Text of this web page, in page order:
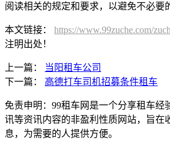
阅读相关的规定和要求，以避免不必要
本文链接： https://www.99zuche.com/
注明出处！
上一篇：
当阳租车公司
下一篇： 高德打车司机招募条件租车
免责申明：99租车网是一个分享租车经
讯等资讯内容的非盈利性质网站，旨在
息，为需要的人提供方便。